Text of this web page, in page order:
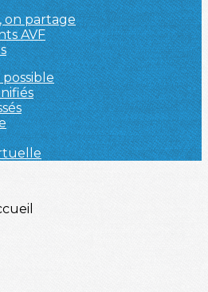
on partage
AVF